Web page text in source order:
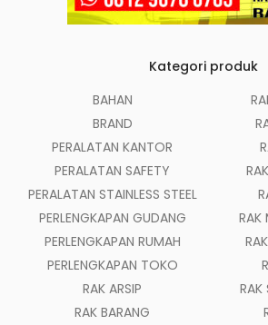
Kategori produk
BAHAN
BRAND
PERALATAN KANTOR
PERALATAN SAFETY
PERALATAN STAINLESS STEEL
PERLENGKAPAN GUDANG
PERLENGKAPAN RUMAH
PERLENGKAPAN TOKO
RAK ARSIP
RAK BARANG
RAK
RAK